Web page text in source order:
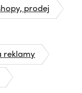
prodej
reklamy